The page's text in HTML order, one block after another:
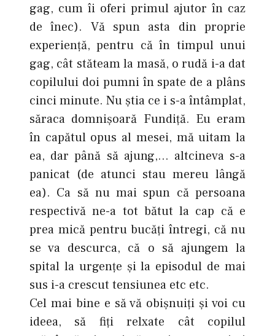
gag, cum îi oferi primul ajutor în caz
de înec). Vă spun asta din proprie
experienţă, pentru că în timpul unui
gag, cât stăteam la masă, o rudă i-a dat
copilului doi pumni în spate de a plâns
cinci minute. Nu ştia ce i s-a întâmplat,
săraca domnişoară Fundiţă. Eu eram
în capătul opus al mesei, mă uitam la
ea, dar până să ajung,… altcineva s-a
panicat (de atunci stau mereu lângă
ea). Ca să nu mai spun că persoana
respectivă ne-a tot bătut la cap că e
prea mică pentru bucăţi întregi, că nu
se va descurca, că o să ajungem la
spital la urgenţe şi la episodul de mai
sus i-a crescut tensiunea etc etc.
Cel mai bine e să vă obişnuiţi şi voi cu
ideea, să fiţi relxate cât copilul